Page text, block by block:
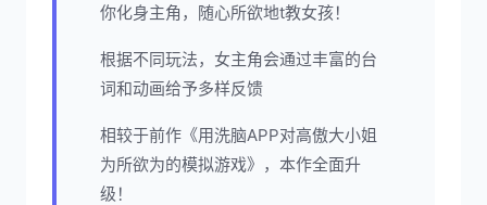
你化身主角，随心所欲地t教女孩！
根据不同玩法，女主角会通过丰富的台
词和动画给予多样反馈
相较于前作《用洗脑APP对高傲大小姐
为所欲为的模拟游戏》，本作全面升
级！